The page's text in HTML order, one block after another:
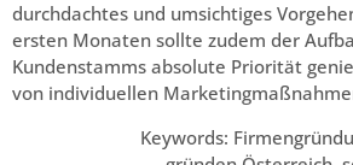
durchdachtes und umsichtiges
ersten Monaten sollte zudem der
Kundenstamms absolute Priorität
von individuellen
Keywords: